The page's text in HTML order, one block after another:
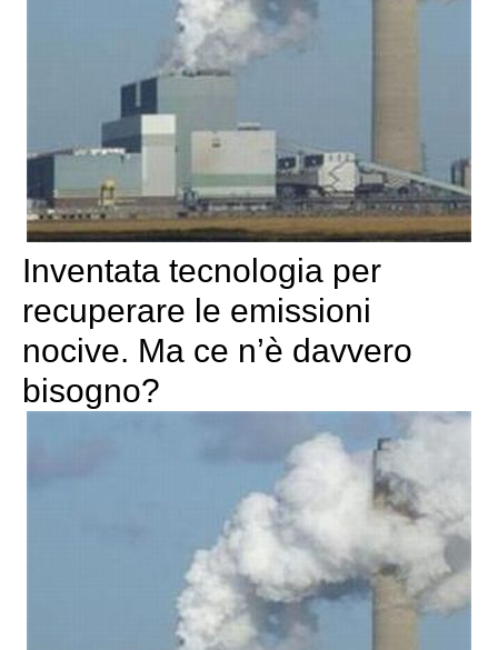
Inventata tecnologia per
recuperare le emissioni
nocive. Ma ce n’è davvero
bisogno?